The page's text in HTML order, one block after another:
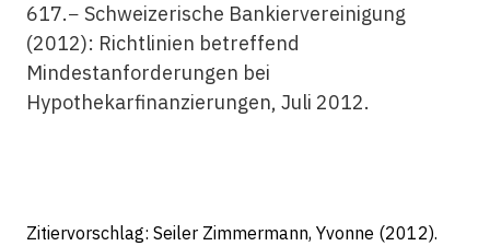
617.− Schweizerische Bankiervereinigung
(2012): Richtlinien betreffend
Mindestanforderungen bei
Hypothekarfinanzierungen, Juli 2012.
Zitiervorschlag: Seiler Zimmermann, Yvonne (2012).